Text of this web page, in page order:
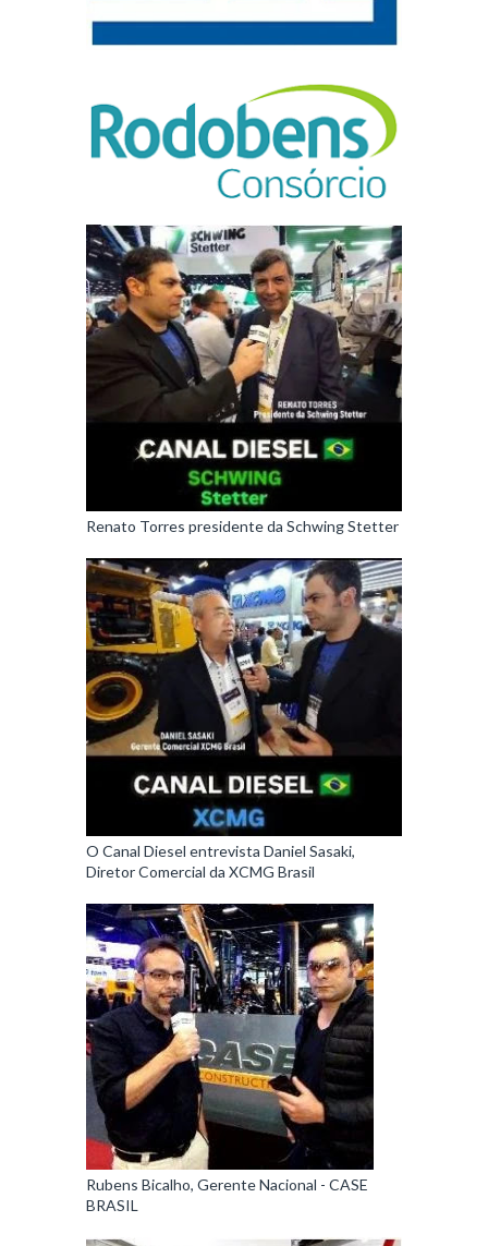
Renato Torres presidente da Schwing Stetter
O Canal Diesel entrevista Daniel Sasaki,
Diretor Comercial da XCMG Brasil
Rubens Bicalho, Gerente Nacional - CASE
BRASIL